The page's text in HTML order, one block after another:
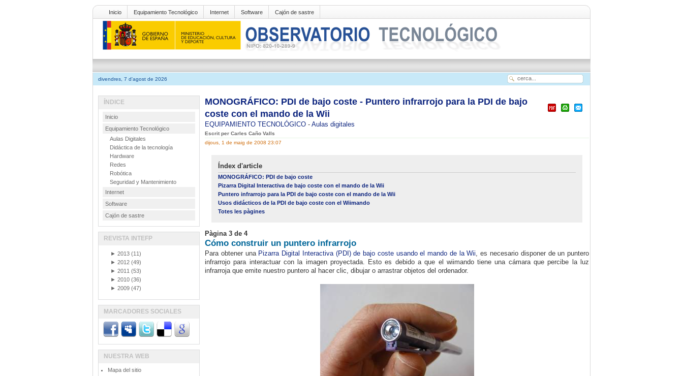
Inicio Equipamiento Tecnológico Internet Software Cajón de sastre
divendres, 7 d'agost de 2026
MONOGRÁFICO: PDI de bajo coste - Puntero infrarrojo para la PDI de bajo
coste con el mando de la Wii
EQUIPAMIENTO TECNOLÓGICO - Aulas digitales
Escrit per Carles Caño Valls
dijous, 1 de maig de 2008 23:07
Índex d'article
MONOGRÁFICO: PDI de bajo coste
Pizarra Digital Interactiva de bajo coste con el mando de la Wii
Puntero infrarrojo para la PDI de bajo coste con el mando de la Wii
Usos didácticos de la PDI de bajo coste con el Wiimando
Totes les pàgines
Pàgina 3 de 4
Cómo construir un puntero infrarrojo
Para obtener una Pizarra Digital Interactiva (PDI) de bajo coste usando el mando de la Wii, es necesario disponer de un puntero
infrarrojo para interactuar con la imagen proyectada. Esto es debido a que el wiimando tiene una cámara que percibe la luz
infrarroja que emite nuestro puntero al hacer clic, dibujar o arrastrar objetos del ordenador.
ÍNDICE
Inicio
Equipamiento Tecnológico
Aulas Digitales
Didáctica de la tecnología
Hardware
Redes
Robótica
Seguridad y Mantenimiento
Internet
Software
Cajón de sastre
REVISTA INTEFP
► 2013 (11)
► 2012 (49)
► 2011 (53)
► 2010 (36)
► 2009 (47)
MARCADORES SOCIALES
NUESTRA WEB
Mapa del sitio